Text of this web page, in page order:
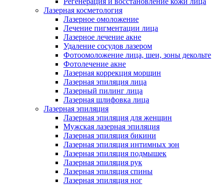
Лазерная косметология
Лазерное омоложение
Лечение пигментации лица
Лазерное лечение акне
Удаление сосудов лазером
Фотоомоложение лица, шеи, зоны декольте
Фотолечение акне
Лазерная коррекция морщин
Лазерная эпиляция лица
Лазерный пилинг лица
Лазерная шлифовка лица
Лазерная эпиляция
Лазерная эпиляция для женщин
Мужская лазерная эпиляция
Лазерная эпиляция бикини
Лазерная эпиляция интимных зон
Лазерная эпиляция подмышек
Лазерная эпиляция рук
Лазерная эпиляция спины
Лазерная эпиляция ног